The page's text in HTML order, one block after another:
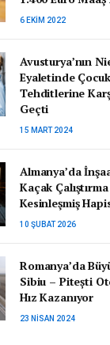
6 EKIM 2022
Avusturya’nın
Eyaletinde
Tehditlerine
Geçti
15 MART 2024
Almanya’da
Kaçak
Kesinleşmiş
10 ŞUBAT 2026
Romanya’da
Sibiu – Pitești
Hız Kazanıyor
23 NISAN 2024